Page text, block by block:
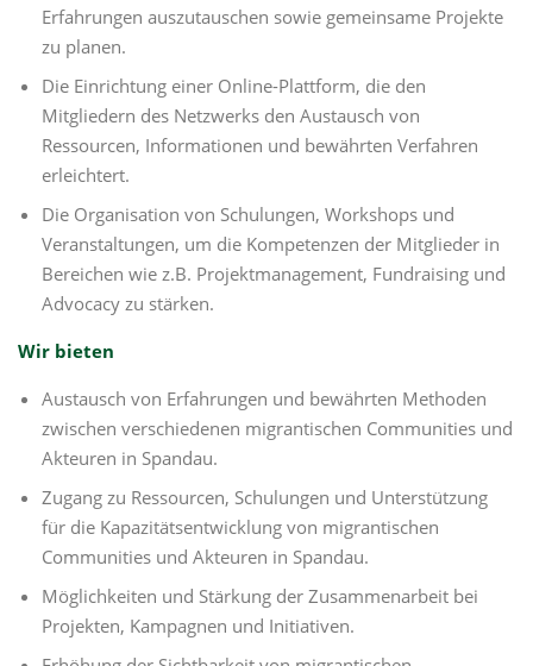
Erfahrungen auszutauschen sowie gemeinsame Projekte
zu planen.
Die Einrichtung einer Online-Plattform, die den
Mitgliedern des Netzwerks den Austausch von
Ressourcen, Informationen und bewährten Verfahren
erleichtert.
Die Organisation von Schulungen, Workshops und
Veranstaltungen, um die Kompetenzen der Mitglieder in
Bereichen wie z.B. Projektmanagement, Fundraising und
Advocacy zu stärken.
Wir bieten
Austausch von Erfahrungen und bewährten Methoden
zwischen verschiedenen migrantischen Communities und
Akteuren in Spandau.
Zugang zu Ressourcen, Schulungen und Unterstützung
für die Kapazitätsentwicklung von migrantischen
Communities und Akteuren in Spandau.
Möglichkeiten und Stärkung der Zusammenarbeit bei
Projekten, Kampagnen und Initiativen.